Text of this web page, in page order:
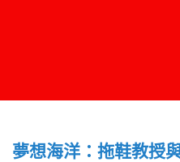
夢想海洋：拖鞋教授